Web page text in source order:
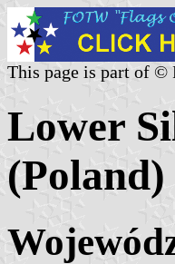
This page is part of ©
Lower
(Poland)